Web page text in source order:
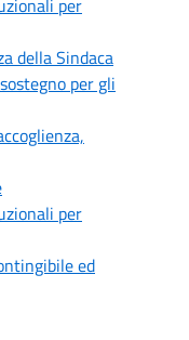
della Sindaca
per gli
per
ed